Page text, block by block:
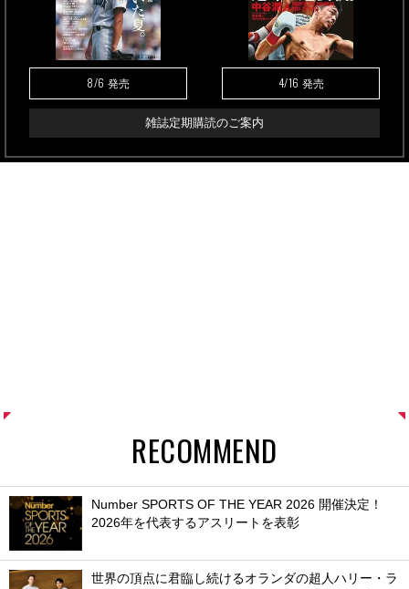
8/6 発売 4/16 発売
雑誌定期購読のご案内
RECOMMEND
Number SPORTS OF THE YEAR 2026 開催決定！
2026年を代表するアスリートを表彰
世界の頂点に君臨し続けるオランダの超人ハリー・ラ